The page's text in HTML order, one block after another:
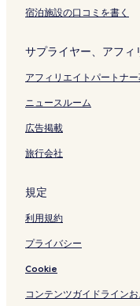
宿泊施設の口コミを書く
サプライヤー、アフィ
アフィリエイトパートナ
ニュースルーム
広告掲載
旅行会社
規定
利用規約
プライバシー
Cookie
コンテンツガイドライン